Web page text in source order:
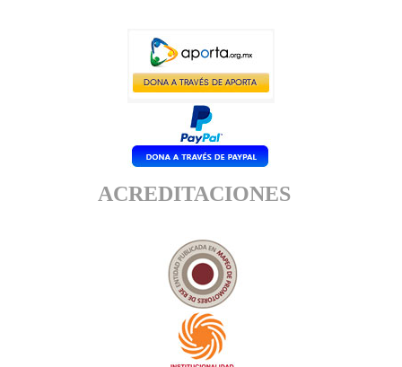
ACREDITACIONES